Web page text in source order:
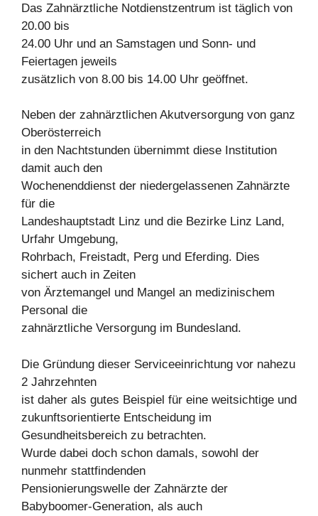
Das Zahnärztliche Notdienstzentrum ist täglich von
20.00 bis
24.00 Uhr und an Samstagen und Sonn- und
Feiertagen jeweils
zusätzlich von 8.00 bis 14.00 Uhr geöffnet.
Neben der zahnärztlichen Akutversorgung von ganz
Oberösterreich
in den Nachtstunden übernimmt diese Institution
damit auch den
Wochenenddienst der niedergelassenen Zahnärzte
für die
Landeshauptstadt Linz und die Bezirke Linz Land,
Urfahr Umgebung,
Rohrbach, Freistadt, Perg und Eferding. Dies
sichert auch in Zeiten
von Ärztemangel und Mangel an medizinischem
Personal die
zahnärztliche Versorgung im Bundesland.
Die Gründung dieser Serviceeinrichtung vor nahezu
2 Jahrzehnten
ist daher als gutes Beispiel für eine weitsichtige und
zukunftsorientierte Entscheidung im
Gesundheitsbereich zu betrachten.
Wurde dabei doch schon damals, sowohl der
nunmehr stattfindenden
Pensionierungswelle der Zahnärzte der
Babyboomer-Generation, als auch